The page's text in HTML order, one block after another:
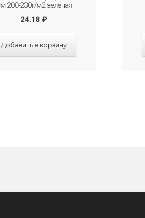
200-230г/м2 зеленая
24.18₽
Добавить в корзину